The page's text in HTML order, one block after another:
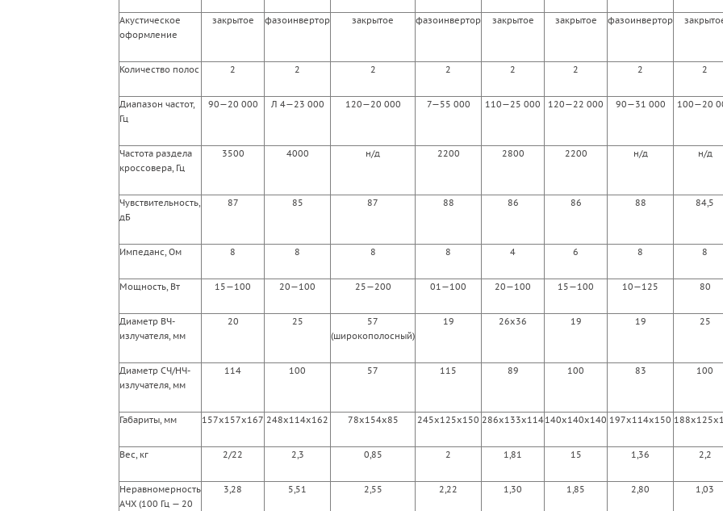
Акустическое
оформление
закрытое фазоинвертор закрытое фазоинвертор закрытое закрытое фазоинвертор
Количество полос 2 2 2 2 2 2 2 2
Диапазон частот,
Гц
90—20 000 Л 4—23 000 120—20 000 7—55 000 110—25 000 120—22 000 90—31 000 100—20
Частота раздела
кроссовера, Гц
3500 4000 н/д 2200 2800 2200 н/д н/д
Чувствительность,
дБ
87 85 87 88 86 86 88 84,5
Импеданс, Ом 8 8 8 8 4 6 8 8
Мощность, Вт 15—100 20—100 25—200 01—100 20—100 15—100 10—125 80
Диаметр ВЧ-
излучателя, мм
20 25
57
(широкополосный)
19 26x36 19 19 25
Диаметр СЧ/НЧ-
излучателя, мм
114 100 57 115 89 100 83 100
Габариты, мм 157x157x167 248x114x162 78x154x85 245x125x150 286x133x114140x140x140 197x114x150
Вес, кг 2/22 2,3 0,85 2 1,81 15 1,36 2,2
Неравномерность
АЧХ (100 Гц — 20
3,28 5,51 2,55 2,22 1,30 1,85 2,80 1,03